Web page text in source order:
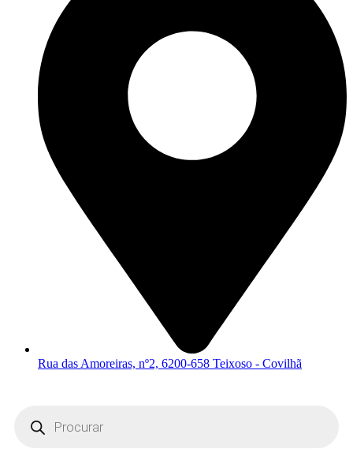
Rua das Amoreiras, nº2, 6200-658 Teixoso - Covilhã
search